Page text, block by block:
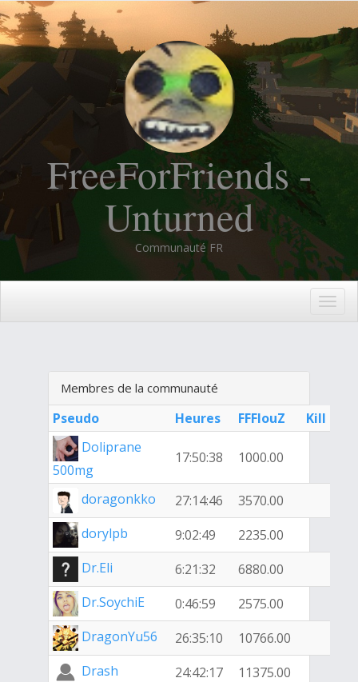
FreeForFriends -
Unturned
Communauté FR
Membres de la communauté
Pseudo Heures FFFlouZ
Kill
Doliprane
500mg
17:50:38 1000.00
doragonkko 27:14:46
3570.00
dorylpb
9:02:49
2235.00
Dr.Eli
6:21:32
6880.00
Dr.SoychiE
0:46:59
2575.00
DragonYu56
26:35:10
10766.00
Drash
24:42:17
11375.00